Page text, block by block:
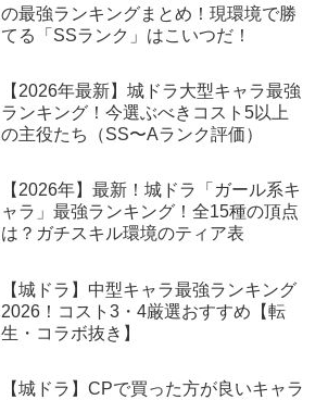
の最強ランキングまとめ！現環境で勝
てる「SSランク」はこいつだ！
【2026年最新】城ドラ大型キャラ最強
ランキング！今選ぶべきコスト5以上
の主役たち（SS〜Aランク評価）
【2026年】最新！城ドラ「ガール系キ
ャラ」最強ランキング！全15種の頂点
は？ガチスキル環境のティア表
【城ドラ】中型キャラ最強ランキング
2026！コスト3・4厳選おすすめ【転
生・コラボ抜き】
【城ドラ】CPで買った方が良いキャラ